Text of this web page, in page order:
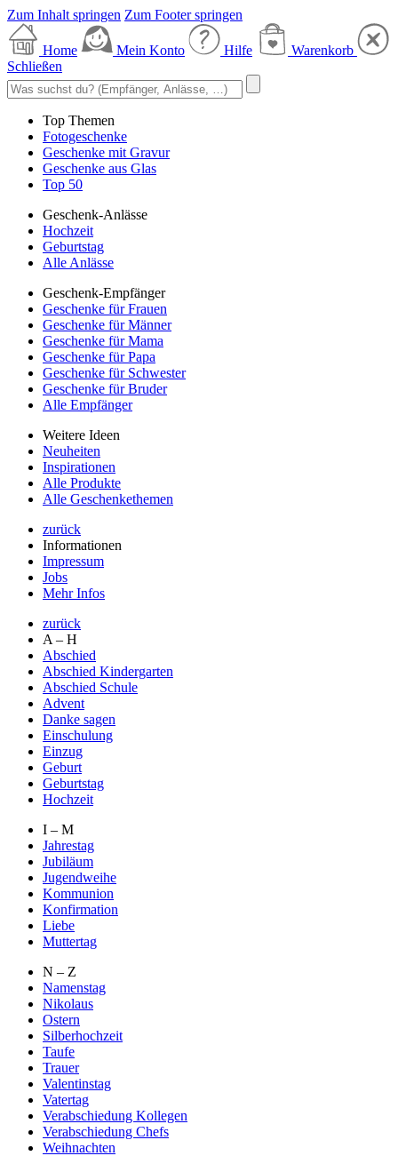
Zum Inhalt springen Zum Footer springen
Home Mein Konto Hilfe
Warenkorb
Schließen
Top Themen
Fotogeschenke
Geschenke mit Gravur
Geschenke aus Glas
Top 50
Geschenk-Anlässe
Hochzeit
Geburtstag
Alle Anlässe
Geschenk-Empfänger
Geschenke für Frauen
Geschenke für Männer
Geschenke für Mama
Geschenke für Papa
Geschenke für Schwester
Geschenke für Bruder
Alle Empfänger
Weitere Ideen
Neuheiten
Inspirationen
Alle Produkte
Alle Geschenkethemen
zurück
Informationen
Impressum
Jobs
Mehr Infos
zurück
A – H
Abschied
Abschied Kindergarten
Abschied Schule
Advent
Danke sagen
Einschulung
Einzug
Geburt
Geburtstag
Hochzeit
I – M
Jahrestag
Jubiläum
Jugendweihe
Kommunion
Konfirmation
Liebe
Muttertag
N – Z
Namenstag
Nikolaus
Ostern
Silberhochzeit
Taufe
Trauer
Valentinstag
Vatertag
Verabschiedung Kollegen
Verabschiedung Chefs
Weihnachten